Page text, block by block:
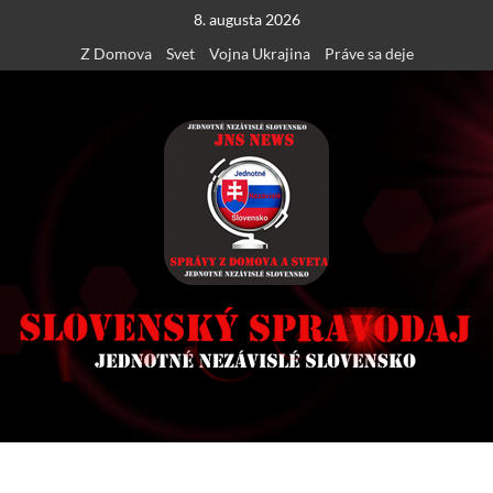
content
8. augusta 2026
Z Domova
Svet Vojna Ukrajina Práve sa deje